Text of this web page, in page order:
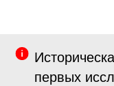
первых